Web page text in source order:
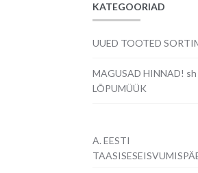
KATEGOORIAD
UUED TOOTED
MAGUSAD HINNAD! sh
LÕPUMÜÜK
A. EESTI